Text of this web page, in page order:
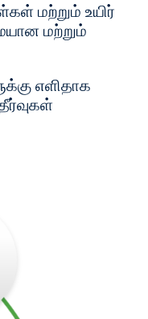
மற்றும் உயிர்
மற்றும்
எளிதாக
தீர்வுகள்